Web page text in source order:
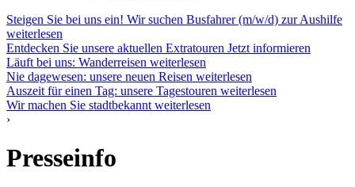
Steigen Sie bei uns ein! Wir suchen Busfahrer (m/w/d) zur Aushilfe
weiterlesen
Entdecken Sie unsere aktuellen Extratouren Jetzt informieren
Läuft bei uns: Wanderreisen weiterlesen
Nie dagewesen: unsere neuen Reisen weiterlesen
Auszeit für einen Tag: unsere Tagestouren weiterlesen
Wir machen Sie stadtbekannt weiterlesen
›
Presseinfo